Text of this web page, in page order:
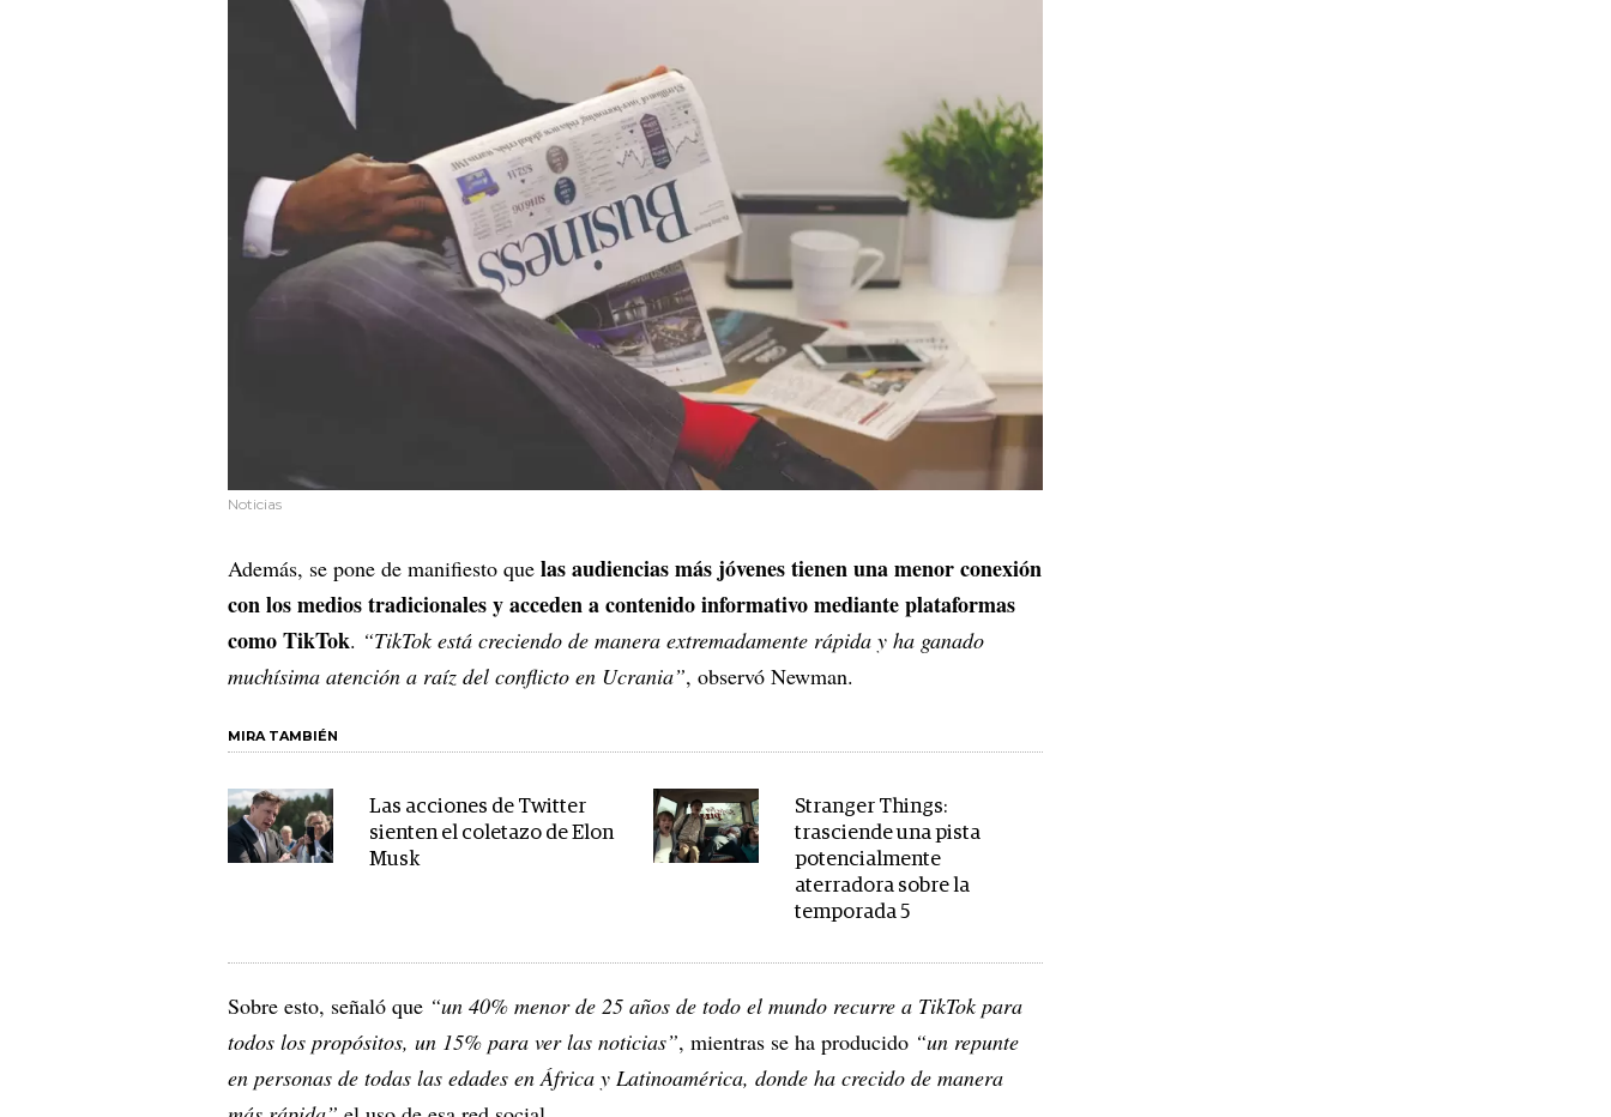
Noticias
Además, se pone de manifiesto que las audiencias más jóvenes tienen una menor conexión
con los medios tradicionales y acceden a contenido informativo mediante plataformas
como TikTok. “TikTok está creciendo de manera extremadamente rápida y ha ganado
muchísima atención a raíz del conflicto en Ucrania”, observó Newman.
MIRA TAMBIÉN
Las acciones de Twitter
sienten el coletazo de Elon
Musk
Stranger Things:
trasciende una pista
potencialmente
aterradora sobre la
temporada 5
Sobre esto, señaló que “un 40% menor de 25 años de todo el mundo recurre a TikTok para
todos los propósitos, un 15% para ver las noticias”, mientras se ha producido “un repunte
en personas de todas las edades en África y Latinoamérica, donde ha crecido de manera